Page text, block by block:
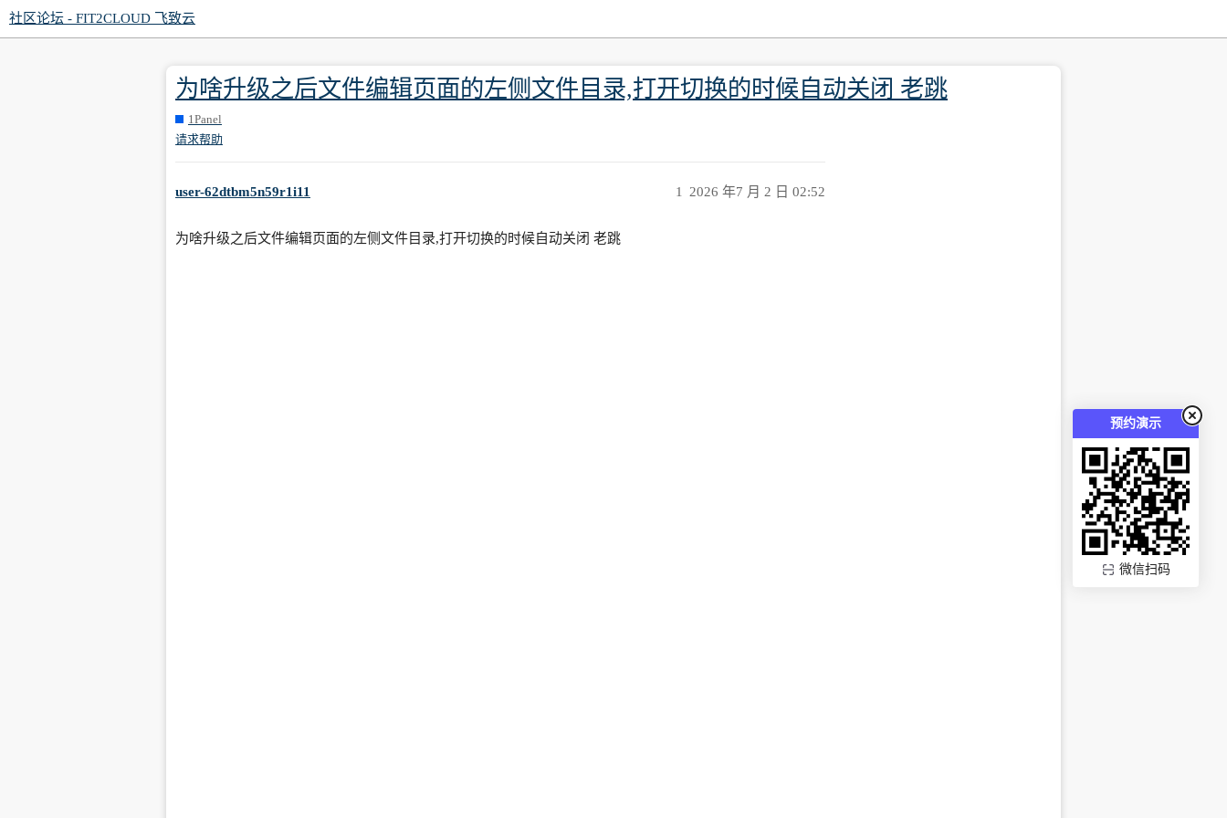
预约演示
微信扫码
社区论坛 - FIT2CLOUD 飞致云
为啥升级之后文件编辑页面的左侧文件目录,打开切换的时候自动关闭 老跳
1Panel
请求帮助
user-62dtbm5n59r1i11 2026 年7 月 2 日 02:52
1
为啥升级之后文件编辑页面的左侧文件目录,打开切换的时候自动关闭 老跳